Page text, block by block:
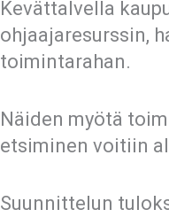
Kevättalvella
ohjaajaresurssin,
toimintarahan.
Näiden myötä
etsiminen voitiin
Suunnittelun